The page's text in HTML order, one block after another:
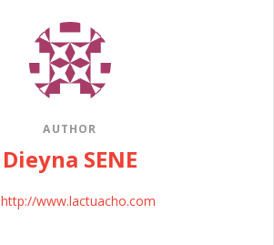
AUTHOR
Dieyna SENE
http://www.lactuacho.com